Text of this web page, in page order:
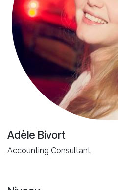
Adèle Bivort
Accounting Consultant